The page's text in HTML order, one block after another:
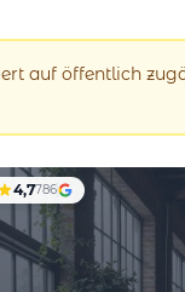
auf öffentlich
4,7786